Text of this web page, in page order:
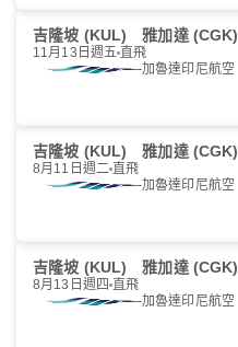
吉隆坡 (KUL) 雅加達 (CGK)
11月13日週五 直飛
加魯達印尼航空
吉隆坡 (KUL) 雅加達 (CGK)
8月11日週二 直飛
加魯達印尼航空
吉隆坡 (KUL) 雅加達 (CGK)
8月13日週四 直飛
加魯達印尼航空